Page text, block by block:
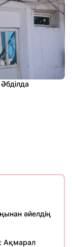
әйелдің
Ақмарал